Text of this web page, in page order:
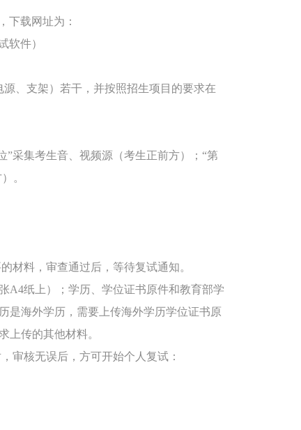
下载网址为：
软件）
、支架）若干，并按照招生项目的要求在
”采集考生音、视频源（考生正前方）；“第
。
材料，审查通过后，等待复试通知。
A4纸上）；学历、学位证书原件和教育部学
是海外学历，需要上传海外学历学位证书原
上传的其他材料。
审核无误后，方可开始个人复试：